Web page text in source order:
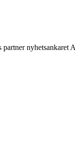
nyhetsankaret